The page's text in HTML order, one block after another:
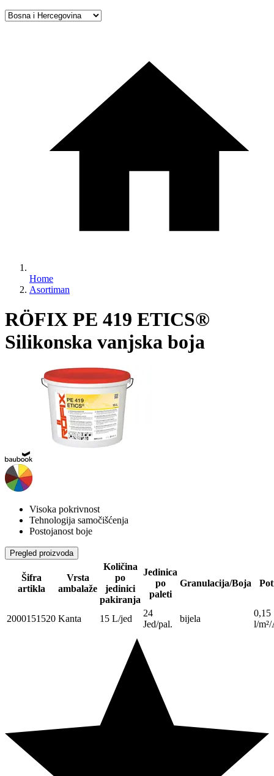
Home
Asortiman
RÖFIX PE 419 ETICS®
Silikonska vanjska boja
Visoka pokrivnost
Tehnologija samočišćenja
Postojanost boje
Pregled proizvoda
Šifra
artikla
Vrsta
ambalaže
Količina
po
jedinici
pakiranja
Jedinica
po
paleti
Granulacija/Boja
2000151520 Kanta 15 L/jed
24
Jed/pal.
bijela
0,15
l/